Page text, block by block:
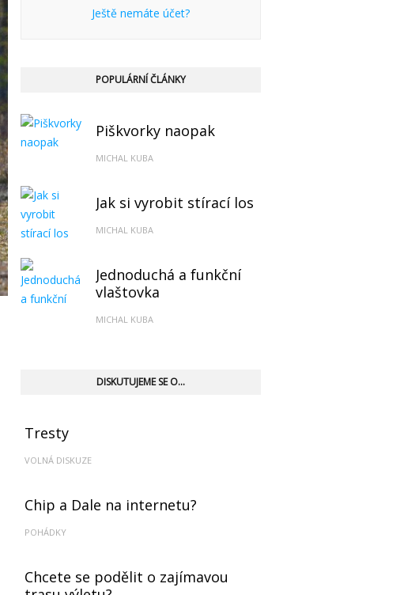
Ještě nemáte účet?
POPULÁRNÍ ČLÁNKY
Piškvorky naopak
MICHAL KUBA
Jak si vyrobit stírací los
MICHAL KUBA
Jednoduchá a funkční
vlaštovka
MICHAL KUBA
DISKUTUJEME SE O...
Tresty
VOLNÁ DISKUZE
Chip a Dale na internetu?
POHÁDKY
Chcete se podělit o zajímavou